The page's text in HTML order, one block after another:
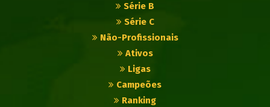
Série B
Série C
Não-Profissionais
Ativos
Ligas
Campeões
Ranking